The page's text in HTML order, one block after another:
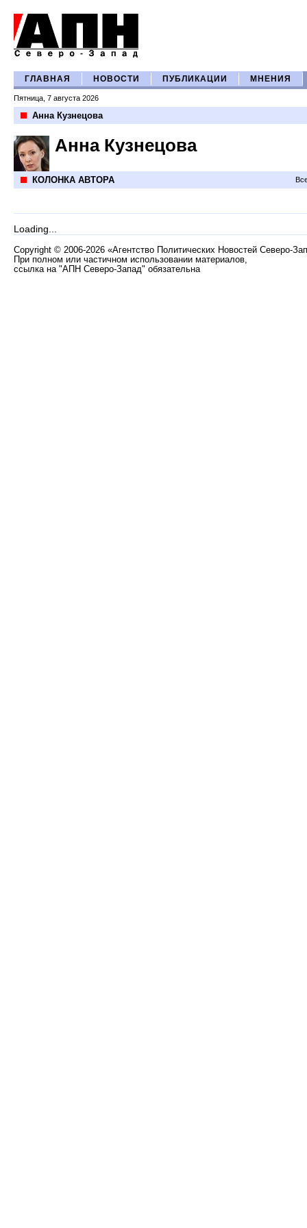
ГЛАВНАЯ НОВОСТИ ПУБЛИКАЦИИ МНЕНИЯ
Пятница, 7 августа 2026
Анна Кузнецова
Анна Кузнецова
КОЛОНКА АВТОРА
Loading...
Copyright © 2006-2026 «Агентство Политических Новостей Северо-
При полном или частичном использовании материалов,
ссылка на "АПН Северо-Запад" обязательна